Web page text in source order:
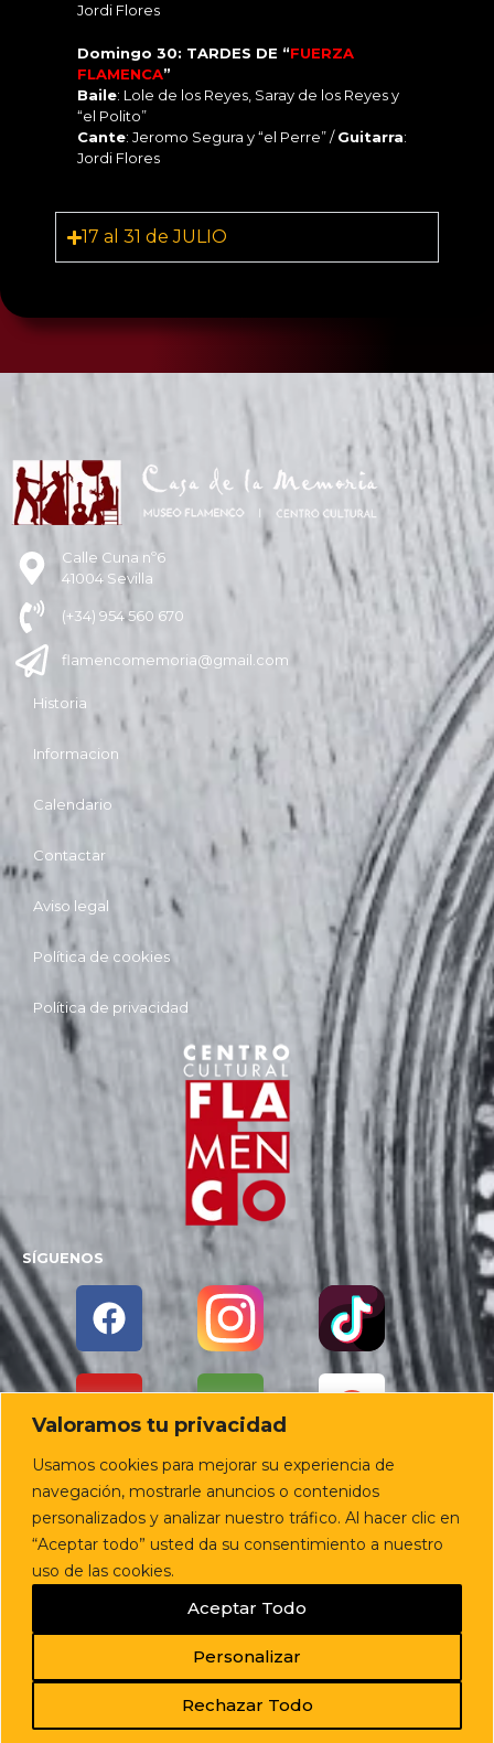
Valoramos tu privacidad
Usamos cookies para mejorar su experiencia de
navegación, mostrarle anuncios o contenidos
personalizados y analizar nuestro tráfico. Al hacer clic en
“Aceptar todo” usted da su consentimiento a nuestro
uso de las cookies.
Personalizar
Rechazar Todo
Aceptar Todo
Jordi Flores
Domingo 30: TARDES DE “FUERZA
FLAMENCA”
Baile: Lole de los Reyes, Saray de los Reyes y
“el Polito”
Cante: Jeromo Segura y “el Perre” /Guitarra:
Jordi Flores
17 al 31 de JULIO
Calle Cuna nº6
41004 Sevilla
(+34) 954 560 670
flamencomemoria@gmail.com
Historia
Informacion
Calendario
Contactar
Aviso legal
Política de cookies
Política de privacidad
SÍGUENOS
Diseño Web:Starenlared